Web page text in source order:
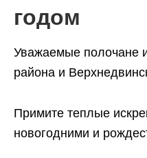
годом
Уважаемые полочане
района и
Примите теплые
новогодними и